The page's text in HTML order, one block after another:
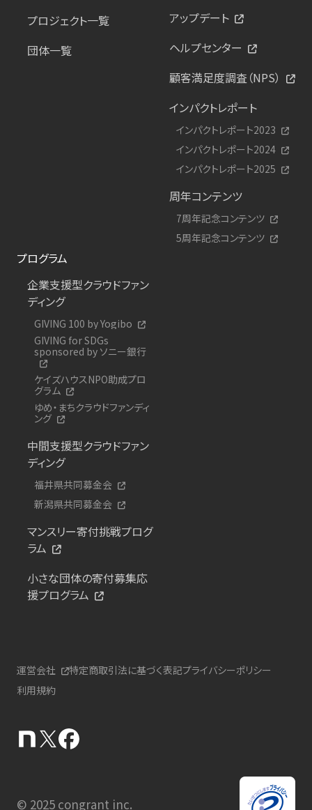
プロジェクト一覧
団体一覧
アップデート
ヘルプセンター
顧客満足度調査（NPS）
インパクトレポート
インパクトレポート2023
インパクトレポート2024
インパクトレポート2025
周年コンテンツ
7周年記念コンテンツ
5周年記念コンテンツ
プログラム
企業支援型クラウドファン
ディング
GIVING 100 by Yogibo
GIVING for SDGs
sponsored by ソニー銀行
ケイズハウスNPO助成プロ
グラム
ゆめ・まちクラウドファンディ
ング
中間支援型クラウドファン
ディング
福井県共同募金会
新潟県共同募金会
マンスリー寄付挑戦プログ
ラム
小さな団体の寄付募集応
援プログラム
運営会社 特定商取引法に基づく表記プライバシーポリシー
利用規約
© 2025 congrant inc.